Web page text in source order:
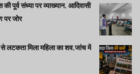
पूर्व संध्या पर व्याख्यान, आदिवासी
पर जोर
मिला महिला का शव,जांच में